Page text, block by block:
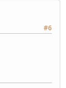
#6